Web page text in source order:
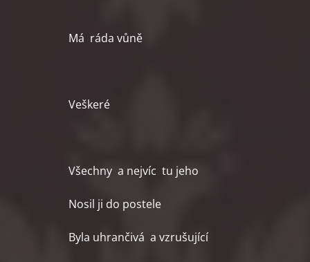
Má ráda vůně
Veškeré
Všechny a nejvíc tu jeho
Nosil ji do postele
Byla uhrančivá a vzrušující